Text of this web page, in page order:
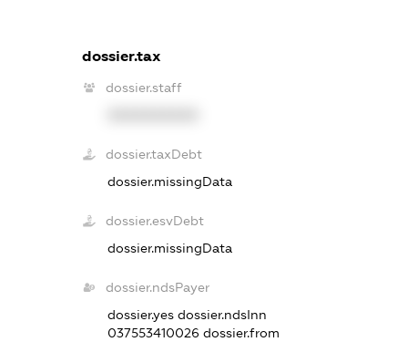
dossier.tax
dossier.staff
dossier.taxDebt
dossier.missingData
dossier.esvDebt
dossier.missingData
dossier.ndsPayer
dossier.yesdossier.ndsInn
037553410026dossier.from